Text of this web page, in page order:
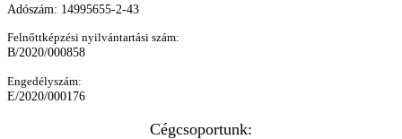
Adószám: 14995655-2-43
Felnőttképzési nyilvántartási szám:
B/2020/000858
Engedélyszám:
E/2020/000176
Cégcsoportunk: